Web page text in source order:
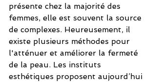
présente chez la majorité des
femmes, elle est souvent la source
de complexes. Heureusement, il
existe plusieurs méthodes pour
l'atténuer et améliorer la fermeté
de la peau. Les instituts
esthétiques proposent aujourd’hui